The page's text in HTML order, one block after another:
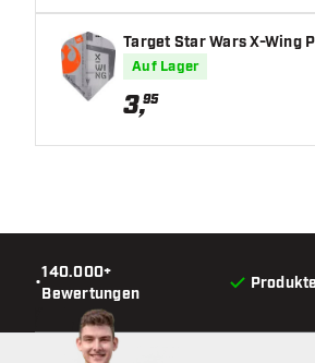
Gewicht
Barreldurchmesser (MM)
Barrellänge (MM)
Target Star Wars X-Wing
Auf Lager
3,95
•
140.000+
Bewertungen